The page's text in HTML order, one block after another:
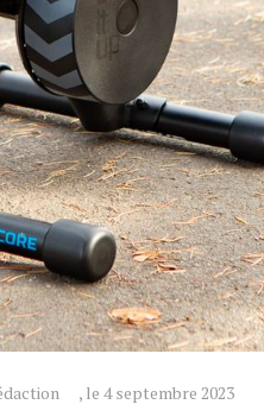
, le 4 septembre 2023